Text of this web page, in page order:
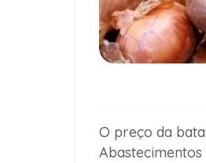
O preço da